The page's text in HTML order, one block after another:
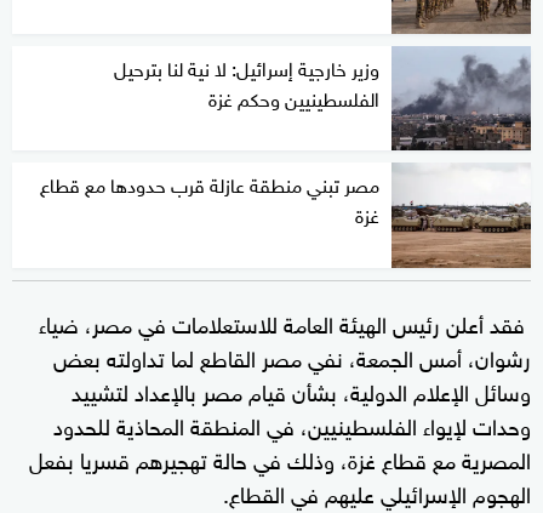
وزير خارجية إسرائيل: لا نية لنا بترحيل
الفلسطينيين وحكم غزة
مصر تبني منطقة عازلة قرب حدودها مع قطاع
غزة
فقد أعلن رئيس الهيئة العامة للاستعلامات في مصر، ضياء
رشوان، أمس الجمعة، نفي مصر القاطع لما تداولته بعض
وسائل الإعلام الدولية، بشأن قيام مصر بالإعداد لتشييد
وحدات لإيواء الفلسطينيين، في المنطقة المحاذية للحدود
المصرية مع قطاع غزة، وذلك في حالة تهجيرهم قسريا بفعل
الهجوم الإسرائيلي عليهم في القطاع.